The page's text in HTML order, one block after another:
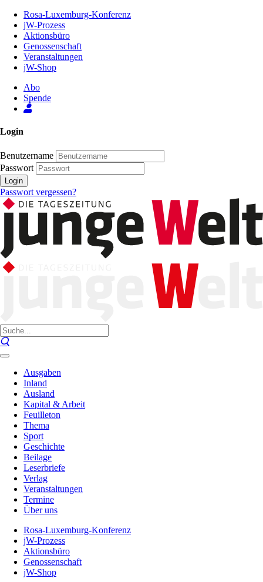
Inhalt
Seite
Rosa-Luxemburg-Konferenz
jW-Prozess
Aktionsbüro
Genossenschaft
Veranstaltungen
jW-Shop
Abo
Spende
Login
Benutzername
Passwort
Login
Passwort vergessen?
Ausgaben
Inland
Ausland
Kapital & Arbeit
Feuilleton
Thema
Sport
Geschichte
Beilage
Leserbriefe
Verlag
Veranstaltungen
Termine
Über uns
Rosa-Luxemburg-Konferenz
jW-Prozess
Aktionsbüro
Genossenschaft
jW-Shop